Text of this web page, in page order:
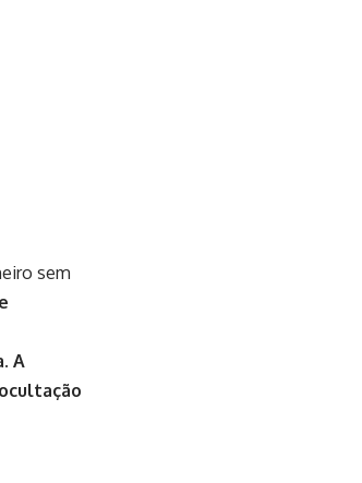
sem
A